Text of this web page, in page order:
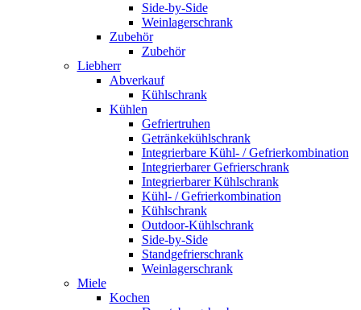
Side-by-Side
Weinlagerschrank
Zubehör
Zubehör
Liebherr
Abverkauf
Kühlschrank
Kühlen
Gefriertruhen
Getränkekühlschrank
Integrierbare Kühl- / Gefrierkombination
Integrierbarer Gefrierschrank
Integrierbarer Kühlschrank
Kühl- / Gefrierkombination
Kühlschrank
Outdoor-Kühlschrank
Side-by-Side
Standgefrierschrank
Weinlagerschrank
Miele
Kochen